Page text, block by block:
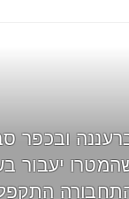
ובכפר
יעבור